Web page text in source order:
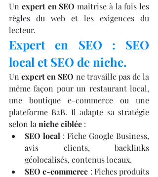
Un expert en SEO maîtrise à la fois les
règles du web et les exigences du
lecteur.
Expert en SEO : SEO
local et SEO de niche.
Un expert en SEO ne travaille pas de la
même façon pour un restaurant local,
une boutique e-commerce ou une
plateforme B2B. Il adapte sa stratégie
selon la niche ciblée :
SEO local : Fiche Google Business,
avis clients, backlinks
géolocalisés, contenus locaux.
SEO e-commerce : Fiches produits